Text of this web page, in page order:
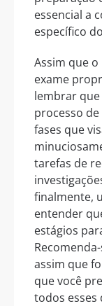
essencial a
específico
Assim que
exame
lembrar que
processo
fases que
tarefas de
finalmente,
entender
estágios
assim que
que você
todos esses